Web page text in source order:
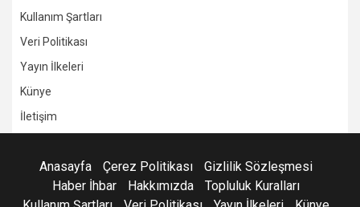
Kullanım Şartları
Veri Politikası
Yayın İlkeleri
Künye
İletişim
Anasayfa Çerez Politikası
Gizlilik Sözleşmesi
Haber İhbar
Hakkımızda
Topluluk Kuralları